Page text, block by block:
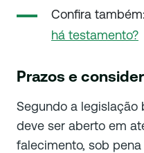
Confira também:
há testamento?
Prazos e
Segundo a legislação
deve ser aberto em
falecimento, sob